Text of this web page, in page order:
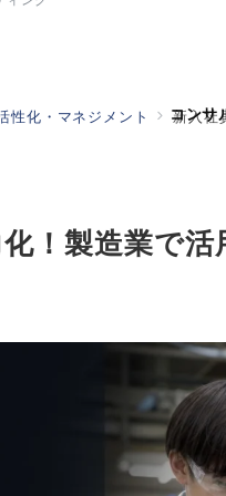
コンサ
性化・マネジメント 新入社
！製造業で